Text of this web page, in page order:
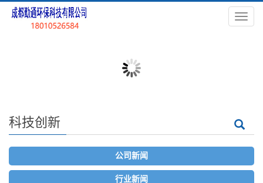
导
航
科技创新
公司新闻
行业新闻